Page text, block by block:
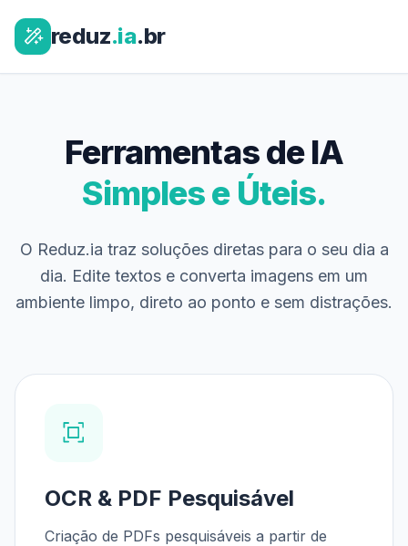
reduz.ia.br
Ferramentas de IA
Simples e Úteis.
O Reduz.ia traz soluções diretas para o seu dia a
dia. Edite textos e converta imagens em um
ambiente limpo, direto ao ponto e sem distrações.
OCR & PDF Pesquisável
Criação de PDFs pesquisáveis a partir de